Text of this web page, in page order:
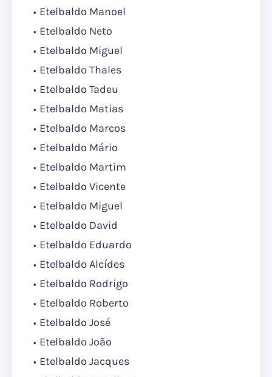
Etelbaldo Manoel
Etelbaldo Neto
Etelbaldo Miguel
Etelbaldo Thales
Etelbaldo Tadeu
Etelbaldo Matias
Etelbaldo Marcos
Etelbaldo Mário
Etelbaldo Martim
Etelbaldo Vicente
Etelbaldo Miguel
Etelbaldo David
Etelbaldo Eduardo
Etelbaldo Alcídes
Etelbaldo Rodrigo
Etelbaldo Roberto
Etelbaldo José
Etelbaldo João
Etelbaldo Jacques